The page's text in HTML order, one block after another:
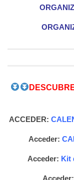
ACCEDER:
Acceder:
Acceder: Kit
Acceder: